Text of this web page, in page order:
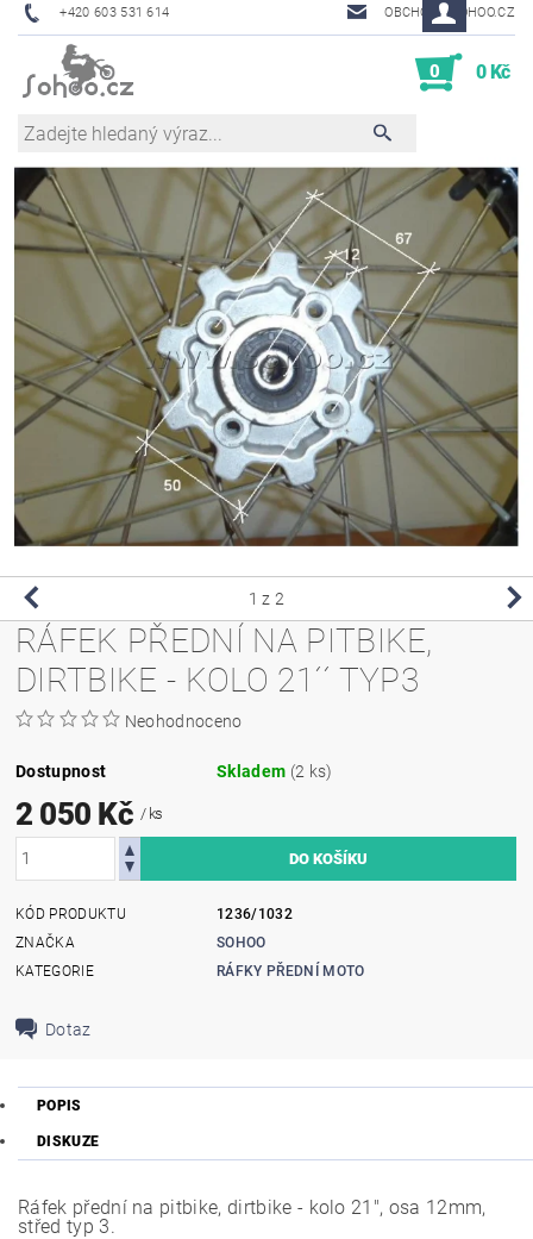
+420 603 531 614 OBCHOD@SOHOO.CZ
0 0 Kč
1 z 2
RÁFEK PŘEDNÍ NA PITBIKE,
DIRTBIKE - KOLO 21´´ TYP3
Neohodnoceno
Dostupnost Skladem (2 ks)
2 050 Kč / ks
KÓD PRODUKTU
1236/1032
ZNAČKA
SOHOO
KATEGORIE
RÁFKY PŘEDNÍ MOTO
Dotaz
POPIS
DISKUZE
Ráfek přední na pitbike, dirtbike - kolo 21", osa 12mm,
střed typ 3.